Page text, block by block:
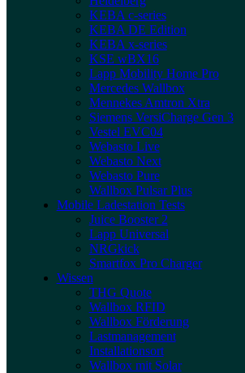
KEBA c-series
KEBA DE Edition
KEBA x-series
KSE wBX16
Lapp Mobility Home Pro
Mercedes Wallbox
Mennekes Amtron Xtra
Siemens VersiCharge Gen 3
Vestel EVC04
Webasto Live
Webasto Next
Webasto Pure
Wallbox Pulsar Plus
Mobile Ladestation Tests
Juice Booster 2
Lapp Universal
NRGkick
Smartfox Pro Charger
Wissen
THG Quote
Wallbox RFID
Wallbox Förderung
Lastmanagement
Installationsort
Wallbox mit Solar